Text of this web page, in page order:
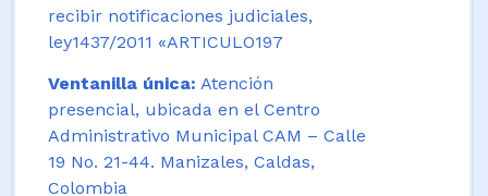
recibir notificaciones judiciales,
ley1437/2011 «ARTICULO197
Ventanilla única: Atención
presencial, ubicada en el Centro
Administrativo Municipal CAM – Calle
19 No. 21-44. Manizales, Caldas,
Colombia